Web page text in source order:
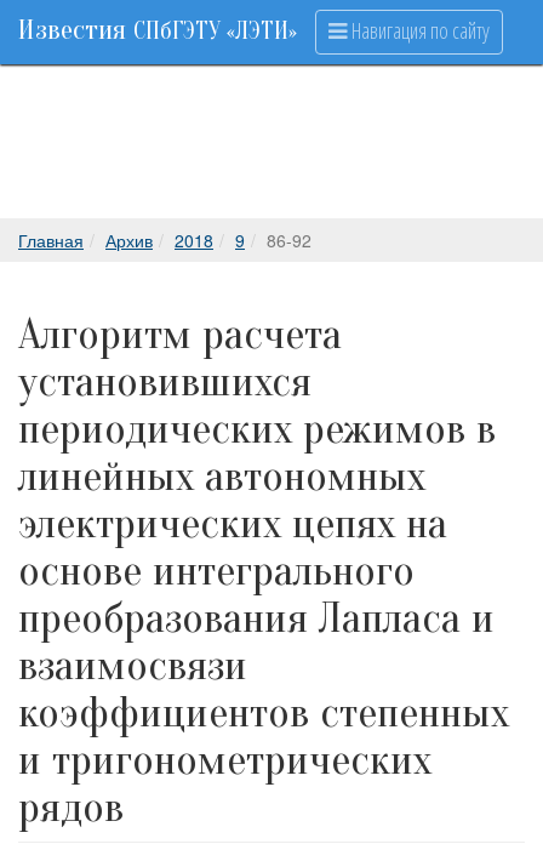
Известия СПбГЭТУ «ЛЭТИ» Навигация по сайту
Главная Архив 2018 9 86-92
Алгоритм расчета
установившихся
периодических режимов в
линейных автономных
электрических цепях на
основе интегрального
преобразования Лапласа и
взаимосвязи
коэффициентов степенных
и тригонометрических
рядов